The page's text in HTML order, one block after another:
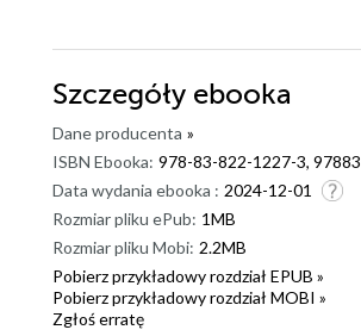
Szczegóły ebooka
Dane producenta »
ISBN Ebooka: 978-83-822-1227-3,
Data wydania ebooka : 2024-12-01
Rozmiar pliku ePub: 1MB
Rozmiar pliku Mobi: 2.2MB
Pobierz przykładowy rozdział EPUB »
Pobierz przykładowy rozdział MOBI »
Zgłoś erratę